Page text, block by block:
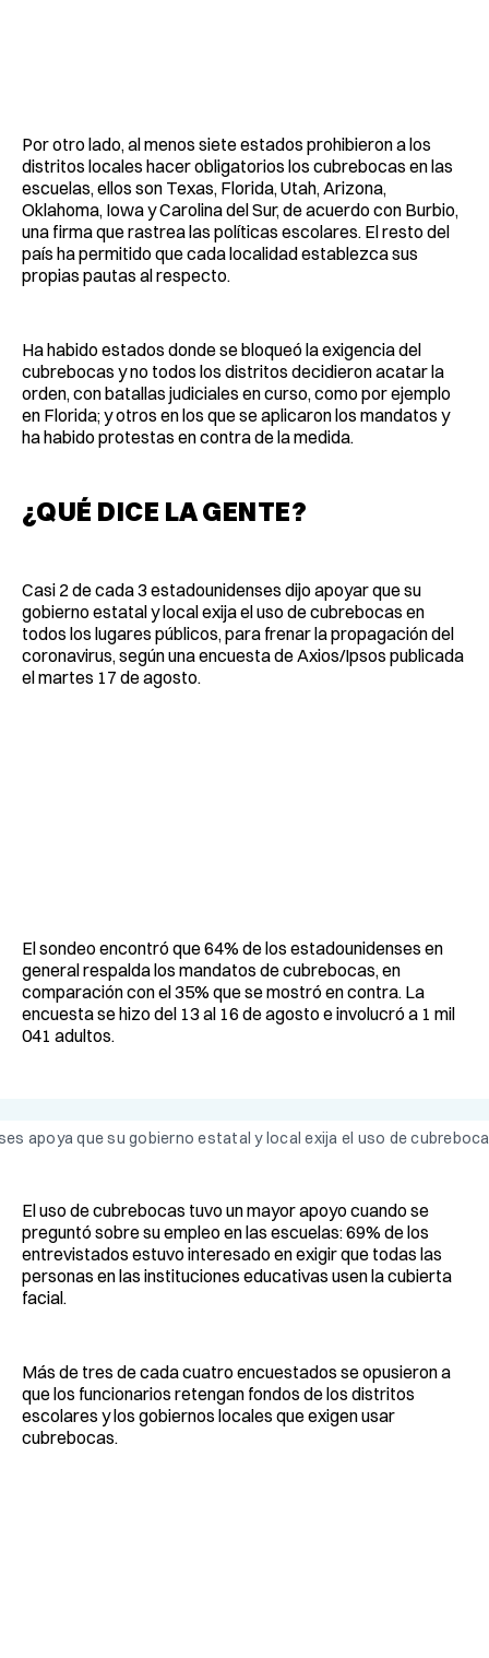
Por otro lado, al menos siete estados prohibieron a los
distritos locales hacer obligatorios los cubrebocas en las
escuelas, ellos son Texas, Florida, Utah, Arizona,
Oklahoma, Iowa y Carolina del Sur, de acuerdo con Burbio,
una firma que rastrea las políticas escolares. El resto del
país ha permitido que cada localidad establezca sus
propias pautas al respecto.
Ha habido estados donde se bloqueó la exigencia del
cubrebocas y no todos los distritos decidieron acatar la
orden, con batallas judiciales en curso, como por ejemplo
en Florida; y otros en los que se aplicaron los mandatos y
ha habido protestas en contra de la medida.
¿QUÉ DICE LA GENTE?
Casi 2 de cada 3 estadounidenses dijo apoyar que su
gobierno estatal y local exija el uso de cubrebocas en
todos los lugares públicos, para frenar la propagación del
coronavirus, según una encuesta de Axios/Ipsos publicada
el martes 17 de agosto.
El sondeo encontró que 64% de los estadounidenses en
general respalda los mandatos de cubrebocas, en
comparación con el 35% que se mostró en contra. La
encuesta se hizo del 13 al 16 de agosto e involucró a 1 mil
041 adultos.
apoya que su gobierno estatal y local exija el uso de
El uso de cubrebocas tuvo un mayor apoyo cuando se
preguntó sobre su empleo en las escuelas: 69% de los
entrevistados estuvo interesado ​​en exigir que todas las
personas en las instituciones educativas usen la cubierta
facial.
Más de tres de cada cuatro encuestados se opusieron a
que los funcionarios retengan fondos de los distritos
escolares y los gobiernos locales que exigen usar
cubrebocas.